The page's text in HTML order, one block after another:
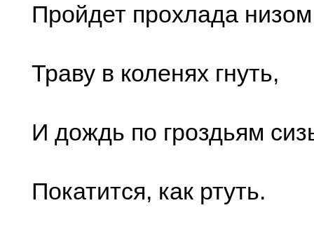
Пройдет прохлада низом
Траву в коленях гнуть,
И дождь по гроздьям
Покатится, как ртуть.